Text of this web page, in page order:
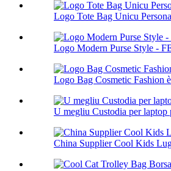
Logo Tote Bag Unicu
Logo Modern Purse Style -
Logo Bag Cosmetic Fashion
U megliu Custodia per
China Supplier Cool Kids